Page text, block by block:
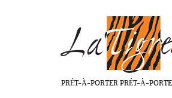
PRÉT-À-PORTER PRÉT-À-